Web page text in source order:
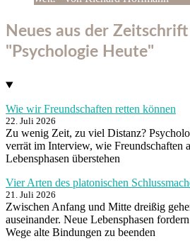
Neues aus der Zeitschrift
"Psychologie Heute"
Wie wir Freundschaften retten können
22. Juli 2026
Zu wenig Zeit, zu viel Distanz?
verrät im Interview, wie Freundschaften
Lebensphasen überstehen
Vier Arten des platonischen
21. Juli 2026
Zwischen Anfang und Mitte dreißig
auseinander. Neue Lebensphasen
Wege alte Bindungen zu beenden